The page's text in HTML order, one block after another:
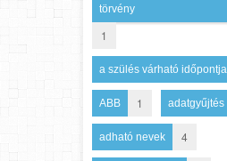
törvény
1
a szülés várható időpontja
ABB 1 adatgyűjtés
adható nevek 4